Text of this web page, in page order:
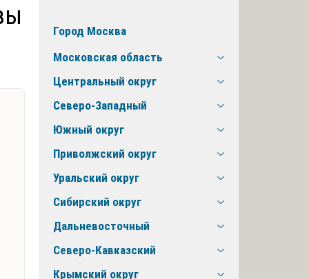
Город Москва
Московская область
Центральный округ
Северо-Западный
Южный округ
Приволжский округ
Уральский округ
Сибирский округ
Дальневосточный
Северо-Кавказский
Крымский округ